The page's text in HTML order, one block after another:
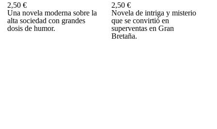
2,50 €
Una novela moderna sobre la
alta sociedad con grandes
dosis de humor.
2,50 €
Novela de intriga y misterio
que se convirtió en
superventas en Gran
Bretaña.